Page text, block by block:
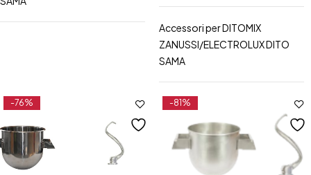
Accessori per DITOMIX
ZANUSSI/ELECTROLUX DITO
SAMA
-76% -81%